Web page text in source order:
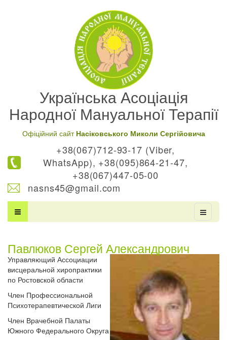
Українська Асоціація
Народної Мануальної Терапії
Офіційний сайт Насіковського Миколи Сергійовича
+38(067)712-93-17 (Viber,
WhatsApp), +38(095)864-21-47,
+38(067)447-05-00
nasns45@gmail.com
Павлюков Сергей Александрович
Управляющий Ассоциации
висцеральной хиропрактики
по Ростовской области
Член Профессиональной
Психотерапевтической Лиги
Член Врачебной Палаты
Южного Федерального Округа